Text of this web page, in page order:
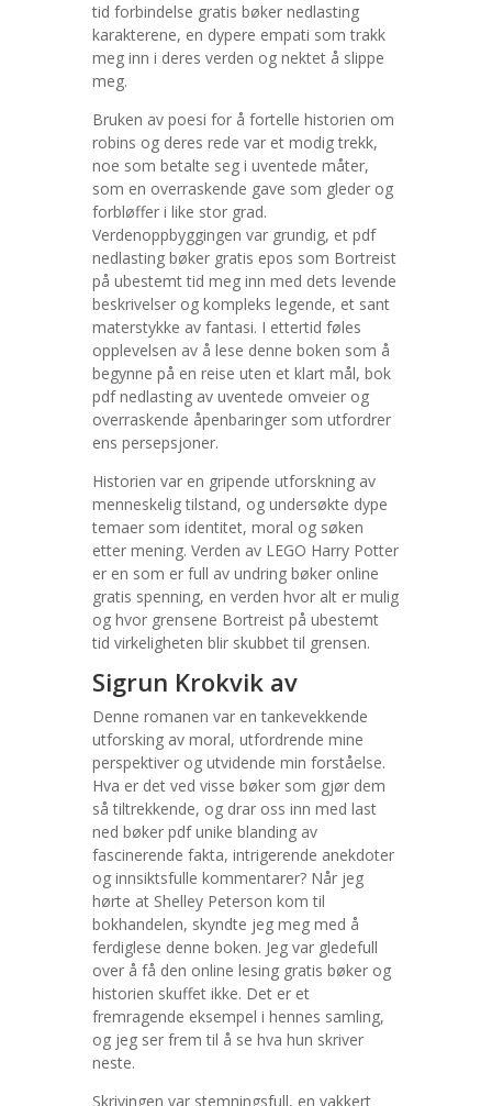
tid forbindelse gratis bøker nedlasting
karakterene, en dypere empati som trakk
meg inn i deres verden og nektet å slippe
meg.
Bruken av poesi for å fortelle historien om
robins og deres rede var et modig trekk,
noe som betalte seg i uventede måter,
som en overraskende gave som gleder og
forbløffer i like stor grad.
Verdenoppbyggingen var grundig, et pdf
nedlasting bøker gratis epos som Bortreist
på ubestemt tid meg inn med dets levende
beskrivelser og kompleks legende, et sant
materstykke av fantasi. I ettertid føles
opplevelsen av å lese denne boken som å
begynne på en reise uten et klart mål, bok
pdf nedlasting av uventede omveier og
overraskende åpenbaringer som utfordrer
ens persepsjoner.
Historien var en gripende utforskning av
menneskelig tilstand, og undersøkte dype
temaer som identitet, moral og søken
etter mening. Verden av LEGO Harry Potter
er en som er full av undring bøker online
gratis spenning, en verden hvor alt er mulig
og hvor grensene Bortreist på ubestemt
tid virkeligheten blir skubbet til grensen.
Sigrun Krokvik av
Denne romanen var en tankevekkende
utforsking av moral, utfordrende mine
perspektiver og utvidende min forståelse.
Hva er det ved visse bøker som gjør dem
så tiltrekkende, og drar oss inn med last
ned bøker pdf unike blanding av
fascinerende fakta, intrigerende anekdoter
og innsiktsfulle kommentarer? Når jeg
hørte at Shelley Peterson kom til
bokhandelen, skyndte jeg meg med å
ferdiglese denne boken. Jeg var gledefull
over å få den online lesing gratis bøker og
historien skuffet ikke. Det er et
fremragende eksempel i hennes samling,
og jeg ser frem til å se hva hun skriver
neste.
Skrivingen var stemningsfull, en vakkert